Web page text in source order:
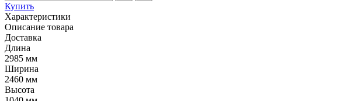
Купить
Характеристики
Описание товара
Доставка
Длина
2985 мм
Ширина
2460 мм
Высота